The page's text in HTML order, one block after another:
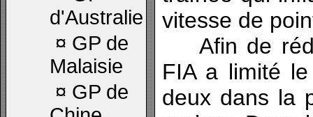
d'Australie
¤ GP de
Malaisie
¤ GP de
vitesse de
Afin de
FIA a limité
deux dans la